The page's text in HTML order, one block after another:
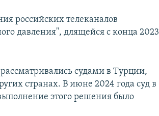
российских телеканалов
давления", длящейся с конца 2023
судами в Турции,
странах. В июне 2024 года суд в
этого решения было